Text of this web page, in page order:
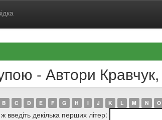
- Автори
B C D E F G H I J K L M N O
введіть декілька перших літер: